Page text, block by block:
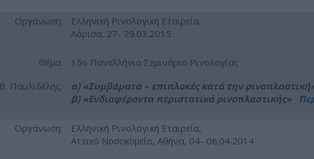
Οργάνωση:
Ελληνική Ρινολογική Εταιρεία,
Λάρισα, 27- 29.03.2015
Θέμα:
15ο Πανελλήνιο Σεμινάριο Ρινολογίας
Β. Παυλιδέλης:
α) «Συμβάματα – επιπλοκές κατά την
β) «Ενδιαφέροντα περιστατικά ρινοπλαστικής»
Οργάνωση:
Ελληνική Ρινολογική Εταιρεία,
Αττικό Νοσοκομείο, Αθήνα, 04- 06.04.2014